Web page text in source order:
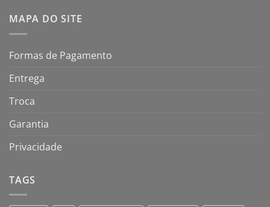
MAPA DO SITE
Formas de Pagamento
Entrega
Troca
Garantia
Privacidade
TAGS